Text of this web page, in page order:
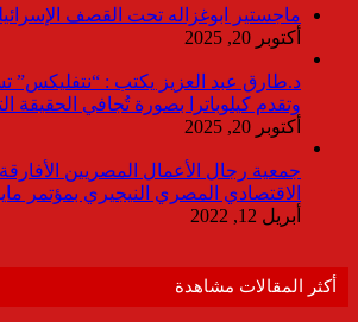
ماجستير ابوغزاله تحت القصف
أكتوبر 20, 2025
د.طارق عبد العزيز يكتب : “نتفليكس”
وتقدم كيلوباترا بصورة تُجافي الحقيقة
أكتوبر 20, 2025
جمعية رجال الأعمال المصريين
الاقتصادي المصري النيجيري بمؤتمر
أبريل 12, 2022
أكثر المقالات مشاهدة